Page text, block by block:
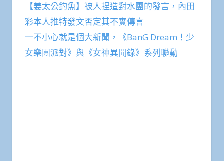
【姜太公釣魚】被人捏造對水團的發言，內田
彩本人推特發文否定其不實傳言
一不小心就是個大新聞，《BanG Dream！少
女樂團派對》與《女神異聞錄》系列聯動